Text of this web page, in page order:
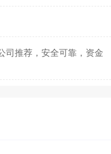
司推荐，安全可靠，资金